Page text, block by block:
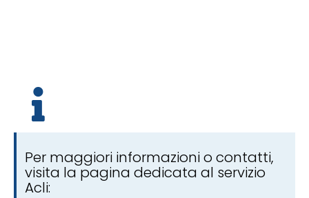
Per maggiori informazioni o contatti,
visita la pagina dedicata al servizio
Acli: